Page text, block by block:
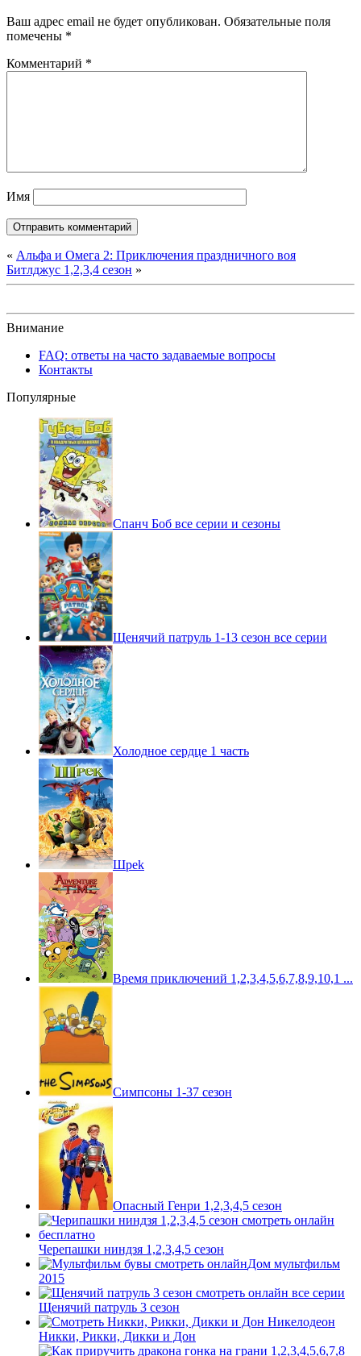
Ваш адрес email не будет опубликован. Обязательные поля
помечены *
Комментарий *
Имя
« Альфа и Омега 2: Приключения праздничного воя
Битлджус 1,2,3,4 сезон »
Внимание
FAQ: ответы на часто задаваемые вопросы
Контакты
Популярные
Спанч Боб все серии и сезоны
Щенячий патруль 1-13 сезон все серии
Холодное сердце 1 часть
Шpek
Время приключений 1,2,3,4,5,6,7,8,9,10,1 ...
Симпсоны 1-37 сезон
Опасный Генри 1,2,3,4,5 сезон
Черепашки ниндзя 1,2,3,4,5 сезон
Дом мультфильм
2015
Щенячий патруль 3 сезон
Никки, Рикки, Дикки и Дон